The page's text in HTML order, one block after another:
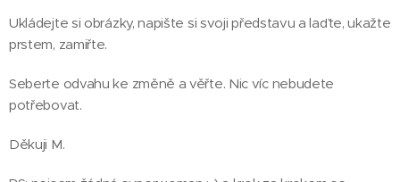
Ukládejte si obrázky, napište si svoji představu a laďte, ukažte
prstem, zamiřte.
Seberte odvahu ke změně a věřte. Nic víc nebudete
potřebovat.
Děkuji M.